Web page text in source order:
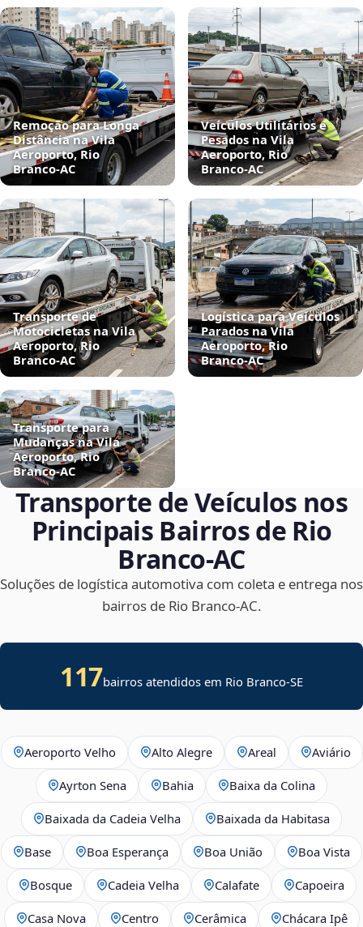
Remoção para Longa
Distância na Vila
Aeroporto, Rio
Branco‑AC
Veículos Utilitários e
Pesados na Vila
Aeroporto, Rio
Branco‑AC
Transporte de
Motocicletas na Vila
Aeroporto, Rio
Branco‑AC
Logística para Veículos
Parados na Vila
Aeroporto, Rio
Branco‑AC
Transporte para
Mudanças na Vila
Aeroporto, Rio
Branco‑AC
Transporte de Veículos nos
Principais Bairros de Rio
Branco‑AC
Soluções de logística automotiva com coleta e entrega nos
bairros de Rio Branco‑AC.
117bairros atendidos em Rio Branco-SE
Aeroporto Velho Alto Alegre Areal Aviário
Ayrton Sena Bahia Baixa da Colina
Baixada da Cadeia Velha Baixada da Habitasa
Base Boa Esperança Boa União Boa Vista
Bosque Cadeia Velha Calafate Capoeira
Casa Nova Centro Cerâmica Chácara Ipê